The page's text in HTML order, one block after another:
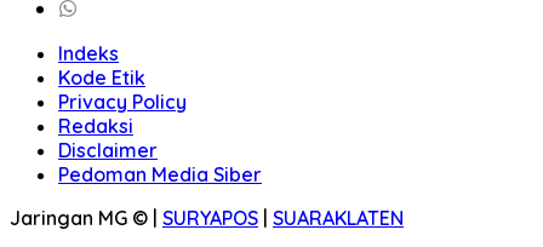
Indeks
Kode Etik
Privacy Policy
Redaksi
Disclaimer
Pedoman Media Siber
Jaringan MG © | SURYAPOS | SUARAKLATEN